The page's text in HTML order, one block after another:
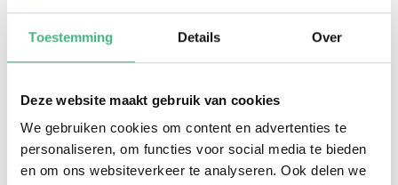
Toestemming Details Over
Deze website maakt gebruik van cookies
We gebruiken cookies om content en advertenties te
personaliseren, om functies voor social media te bieden
en om ons websiteverkeer te analyseren. Ook delen we
week geheel vrijblijvend.
Vragen?
Neem contact op met onze jongerenwerker
Sanne!
sanne.van.der.velden@minters.nl